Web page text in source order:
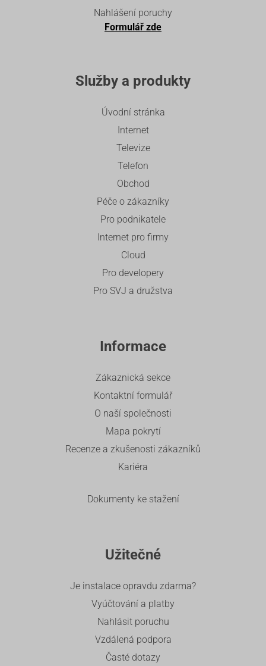
Nahlášení poruchy
Formulář zde
Služby a produkty
Úvodní stránka
Internet
Televize
Telefon
Obchod
Péče o zákazníky
Pro podnikatele
Internet pro firmy
Cloud
Pro developery
Pro SVJ a družstva
Informace
Zákaznická sekce
Kontaktní formulář
O naší společnosti
Mapa pokrytí
Recenze a zkušenosti zákazníků
Kariéra
Dokumenty ke stažení
Užitečné
Je instalace opravdu zdarma?
Vyúčtování a platby
Nahlásit poruchu
Vzdálená podpora
Časté dotazy